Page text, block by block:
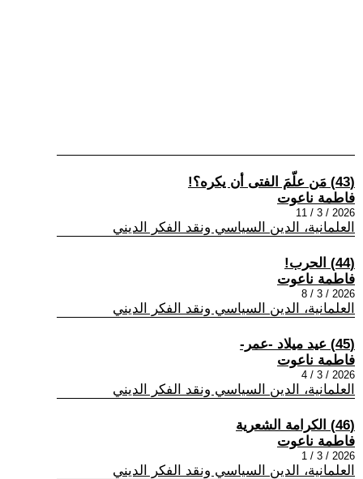
(43) مَن علّمَ الفتى أن يكره؟!
فاطمة ناعوت
2026 / 3 / 11
العلمانية، الدين السياسي ونقد الفكر الديني
(44) الحرب!
فاطمة ناعوت
2026 / 3 / 8
العلمانية، الدين السياسي ونقد الفكر الديني
(45) عيد ميلاد -عمر-
فاطمة ناعوت
2026 / 3 / 4
العلمانية، الدين السياسي ونقد الفكر الديني
(46) الكرامة الشعرية
فاطمة ناعوت
2026 / 3 / 1
العلمانية، الدين السياسي ونقد الفكر الديني